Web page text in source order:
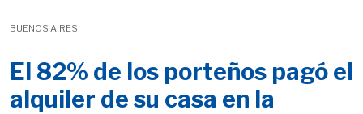
BUENOS AIRES
El 82% de los porteños pagó el
alquiler de su casa en la